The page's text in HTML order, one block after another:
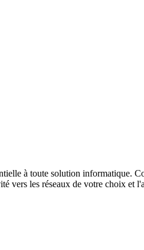
à toute solution informatique.
vers les réseaux de votre choix